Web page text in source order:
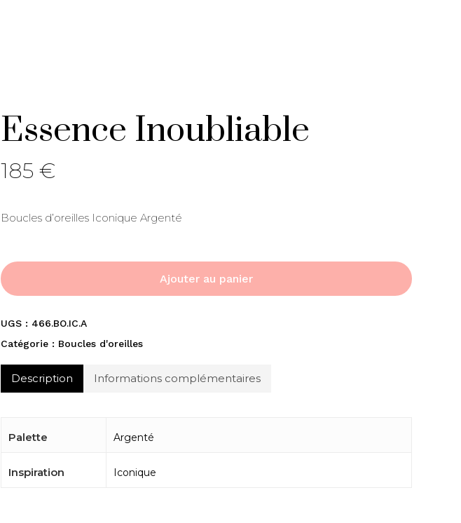
Essence Inoubliable
185 €
Boucles d’oreilles Iconique Argenté
Ajouter au panier
UGS : 466.BO.IC.A
Catégorie : Boucles d'oreilles
Description Informations complémentaires
Palette Argenté
Inspiration Iconique